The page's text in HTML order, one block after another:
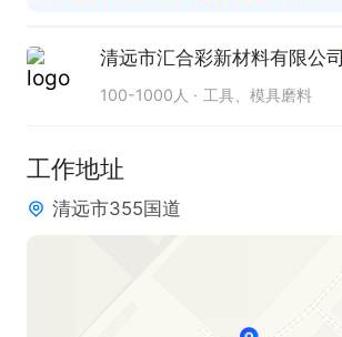
清远市汇合彩新材料有限公司
100-1000人 工具、模具磨料
工作地址
清远市355国道